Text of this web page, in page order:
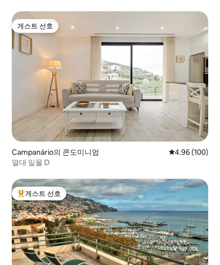
게스트 선호
게스트 선호
Campanário의 콘도미니엄 평점 4.96점(5
4.96 (100)
열대 일몰 D
상위 게스트 선호
게스트 선호